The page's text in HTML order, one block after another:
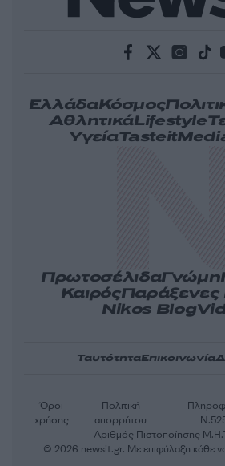
ΕλλάδαΚόσμος
ΑθλητικάLifestyle
ΥγείαTasteit
ΠρωτοσέλιδαΓνώμη
ΚαιρόςΠαράξενες
Nikos Blog
ΤαυτότηταΕπικοινωνία
Αριθμός Πιστοποίησης
Όροι
χρήσης
Πολιτική
απορρήτου
© 2026 newsit.gr. Με επιφύλαξη κάθε